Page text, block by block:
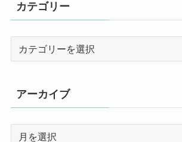
カテゴリー
リ
ー
アーカイブ